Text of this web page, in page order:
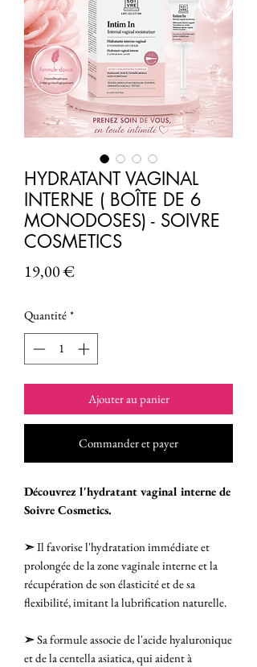
HYDRATANT VAGINAL
INTERNE ( BOÎTE DE 6
MONODOSES) - SOIVRE
COSMETICS
19,00 €Prix
Quantité *
Ajouter au panier
Commander et payer
Découvrez l'hydratant vaginal interne de
Soivre Cosmetics.
➣Il favorise l'hydratation immédiate et
prolongée de la zone vaginale interne et la
récupération de son élasticité et de sa
flexibilité, imitant la lubrification naturelle.
➣Sa formule associe de l'acide hyaluronique
et de la centella asiatica, qui aident à